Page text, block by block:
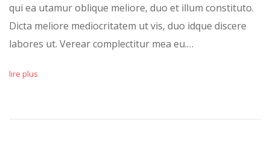
qui ea utamur oblique meliore, duo et illum constituto.
Dicta meliore mediocritatem ut vis, duo idque discere
labores ut. Verear complectitur mea eu.…
lire plus